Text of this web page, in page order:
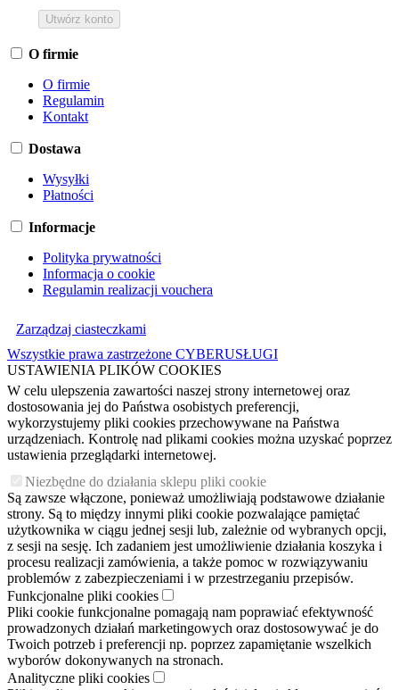
O firmie
O firmie
Regulamin
Kontakt
Dostawa
Wysyłki
Płatności
Informacje
Polityka prywatności
Informacja o cookie
Regulamin realizacji vouchera
Zarządzaj ciasteczkami
Wszystkie prawa zastrzeżone CYBERUSŁUGI
USTAWIENIA PLIKÓW COOKIES
W celu ulepszenia zawartości naszej strony internetowej oraz
dostosowania jej do Państwa osobistych preferencji,
wykorzystujemy pliki cookies przechowywane na Państwa
urządzeniach. Kontrolę nad plikami cookies można uzyskać poprzez
ustawienia przeglądarki internetowej.
Niezbędne do działania sklepu pliki cookie
Są zawsze włączone, ponieważ umożliwiają podstawowe działanie
strony. Są to między innymi pliki cookie pozwalające pamiętać
użytkownika w ciągu jednej sesji lub, zależnie od wybranych opcji,
z sesji na sesję. Ich zadaniem jest umożliwienie działania koszyka i
procesu realizacji zamówienia, a także pomoc w rozwiązywaniu
problemów z zabezpieczeniami i w przestrzeganiu przepisów.
Funkcjonalne pliki cookies
Pliki cookie funkcjonalne pomagają nam poprawiać efektywność
prowadzonych działań marketingowych oraz dostosowywać je do
Twoich potrzeb i preferencji np. poprzez zapamiętanie wszelkich
wyborów dokonywanych na stronach.
Analityczne pliki cookies